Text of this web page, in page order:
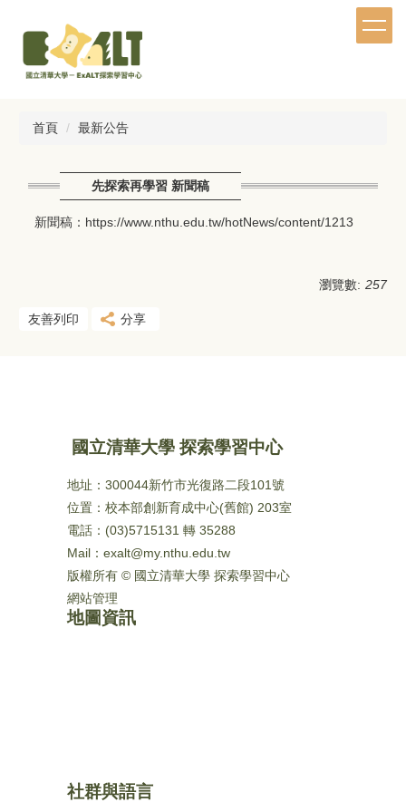
首頁 最新公告
先探索再學習 新聞稿
新聞稿：https://www.nthu.edu.tw/hotNews/content/1213
瀏覽數: 257
友善列印 分享
國立清華大學 探索學習中心
地址：300044新竹市光復路二段101號
位置：校本部創新育成中心(舊館) 203室
電話：(03)5715131 轉 35288
Mail：exalt@my.nthu.edu.tw
版權所有 © 國立清華大學 探索學習中心
網站管理
地圖資訊
社群與語言